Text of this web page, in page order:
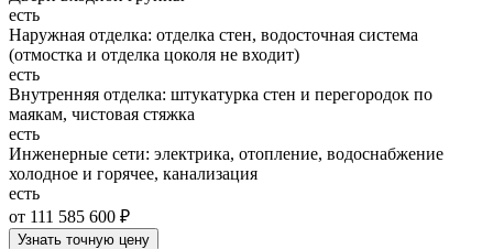
есть
Наружная отделка: отделка стен, водосточная система
(отмостка и отделка цоколя не входит)
есть
Внутренняя отделка: штукатурка стен и перегородок по
маякам, чистовая стяжка
есть
Инженерные сети: электрика, отопление, водоснабжение
холодное и горячее, канализация
есть
от 111 585 600 ₽
Узнать точную цену